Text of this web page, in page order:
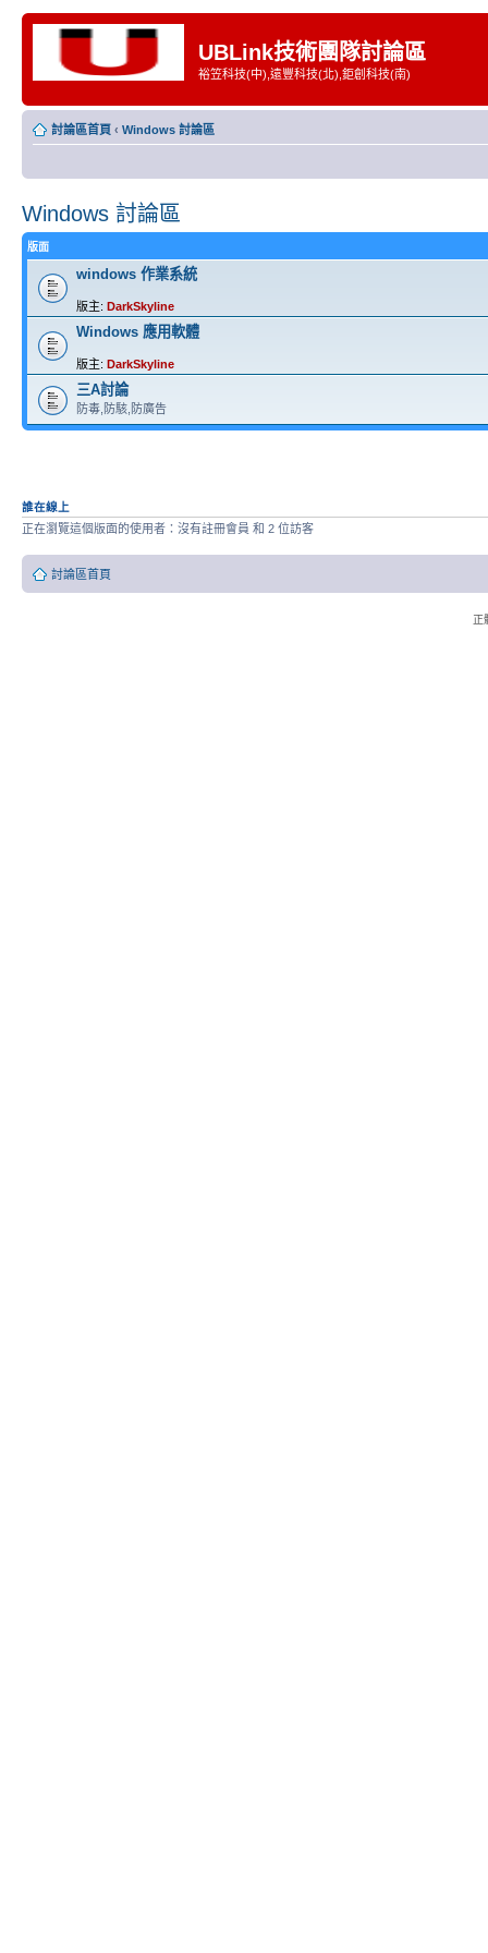
UBLink技術團隊討論區
裕笠科技(中),遠豐科技(北),鉅創科技(南)
討論區首頁 ‹ Windows 討論區
Windows 討論區
版面
windows 作業系統
版主: DarkSkyline
Windows 應用軟體
版主: DarkSkyline
三A討論
防毒,防駭,防廣告
誰在線上
正在瀏覽這個版面的使用者：沒有註冊會員 和 2 位訪客
討論區首頁
正